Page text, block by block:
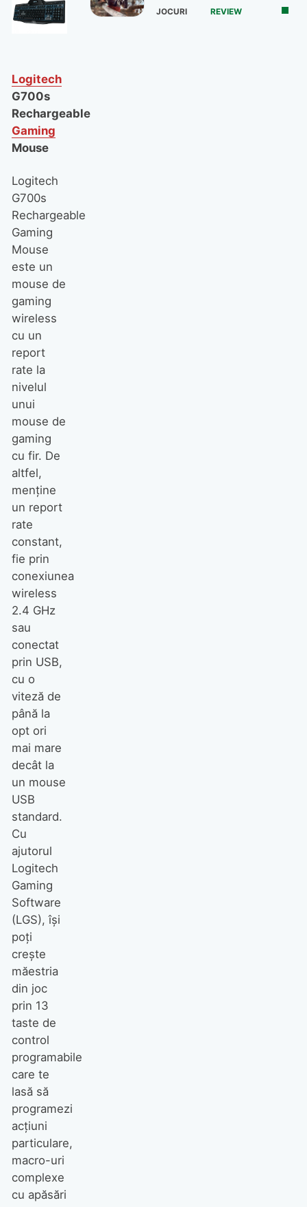
Logitech
G700s
Rechargeable
Gaming
Mouse
Logitech
G700s
Rechargeable
Gaming
Mouse
este un
mouse de
gaming
wireless
cu un
report
rate la
nivelul
unui
mouse de
gaming
cu fir. De
altfel,
menţine
un report
rate
constant,
fie prin
conexiunea
wireless
2.4 GHz
sau
conectat
prin USB,
cu o
viteză de
până la
opt ori
mai mare
decât la
un mouse
USB
standard.
Cu
ajutorul
Logitech
Gaming
Software
(LGS), îşi
poţi
creşte
măestria
din joc
prin 13
taste de
control
programabile
care te
lasă să
programezi
acţiuni
particulare,
macro-uri
complexe
cu apăsări
JOCURI REVIEW